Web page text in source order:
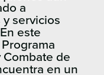
a
servicios
este
de
en un